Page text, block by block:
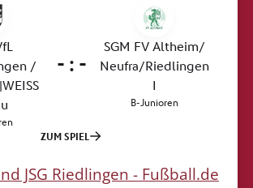
JSG Riedlingen - Fußball.de